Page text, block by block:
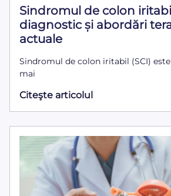
Sindromul de colon
diagnostic și abordări
actuale
Sindromul de colon iritabil (SCI)
mai
Citeşte articolul